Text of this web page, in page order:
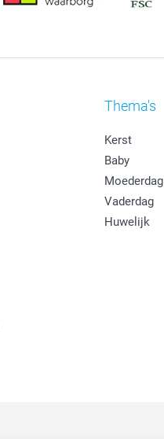
Thema's
Kerst
Baby
Moederdag
Vaderdag
Huwelijk